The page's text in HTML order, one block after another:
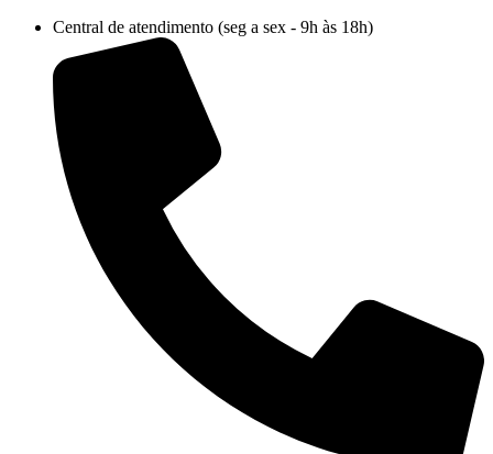
conteúdo
Central de atendimento (seg a sex - 9h às 18h)